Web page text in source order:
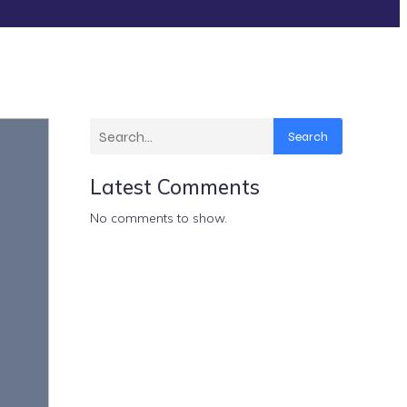
Search
Latest Comments
No comments to show.